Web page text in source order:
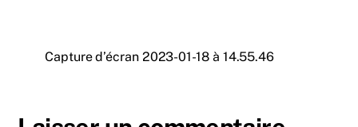
Capture d’écran 2023-01-18 à 14.55.46